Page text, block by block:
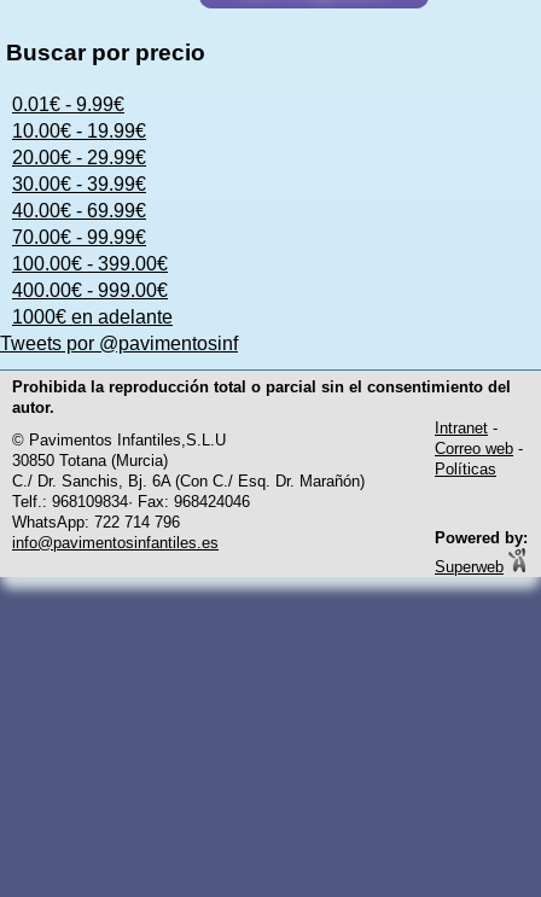
Buscar por precio
0.01€ - 9.99€
10.00€ - 19.99€
20.00€ - 29.99€
30.00€ - 39.99€
40.00€ - 69.99€
70.00€ - 99.99€
100.00€ - 399.00€
400.00€ - 999.00€
1000€ en adelante
Tweets por @pavimentosinf
Prohibida la reproducción total o parcial sin el consentimiento del
autor.
© Pavimentos Infantiles,S.L.U
30850 Totana (Murcia)
C./ Dr. Sanchis, Bj. 6A (Con C./ Esq. Dr. Marañón)
Telf.: 968109834· Fax: 968424046
WhatsApp: 722 714 796
info@pavimentosinfantiles.es
Intranet -
Correo web -
Políticas
Powered by:
Superweb